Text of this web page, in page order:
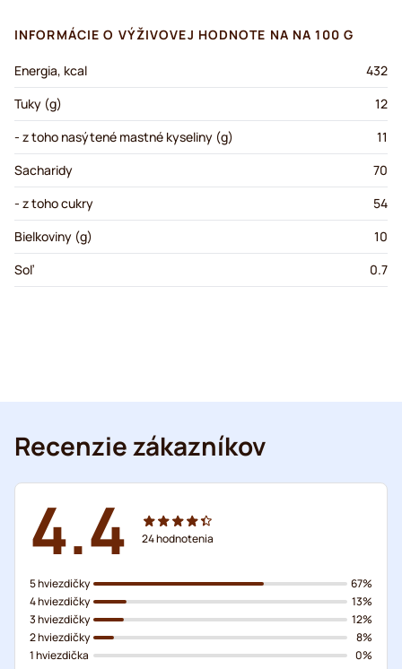
INFORMÁCIE O VÝŽIVOVEJ HODNOTE NA NA 100 G
Energia, kcal
432
Tuky (g)
12
- z toho nasýtené mastné kyseliny (g)
11
Sacharidy
70
- z toho cukry
54
Bielkoviny (g)
10
Soľ
0.7
Recenzie zákazníkov
4.4 24hodnotenia
5 hviezdičky
4 hviezdičky
3 hviezdičky
2 hviezdičky
1 hviezdička
67%
13%
12%
8%
0%